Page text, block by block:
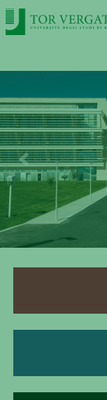
Previous